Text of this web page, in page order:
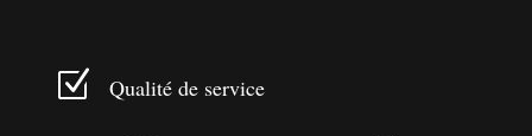
Z Qualité de service